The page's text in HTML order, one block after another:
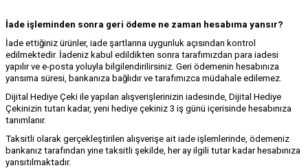
İade işleminden sonra geri ödeme ne zaman hesabıma yansır?
İade ettiğiniz ürünler, iade şartlarına uygunluk açısından kontrol
edilmektedir. İadeniz kabul edildikten sonra tarafımızdan para iadesi
yapılır ve e-posta yoluyla bilgilendirilirsiniz. Geri ödemenin hesabınıza
yansıma süresi, bankanıza bağlıdır ve tarafımızca müdahale edilemez.
Dijital Hediye Çeki ile yapılan alışverişlerinizin iadesinde, Dijital Hediye
Çekinizin tutarı kadar, yeni hediye çekiniz 3 iş günü içerisinde hesabınıza
tanımlanır.
Taksitli olarak gerçekleştirilen alışverişe ait iade işlemlerinde, ödemeniz
bankanız tarafından yine taksitli şekilde, her ay ilgili tutar kadar hesabınıza
yansıtılmaktadır.